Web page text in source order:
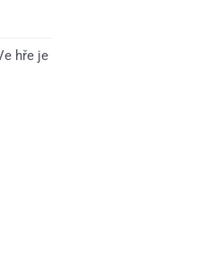
hře je